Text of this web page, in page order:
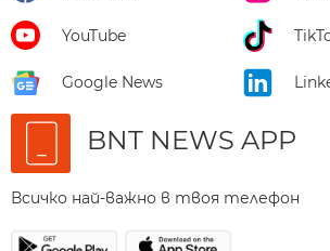
YouTube
Google News
BNT NEWS APP
Всичко най-важно в твоя телефон